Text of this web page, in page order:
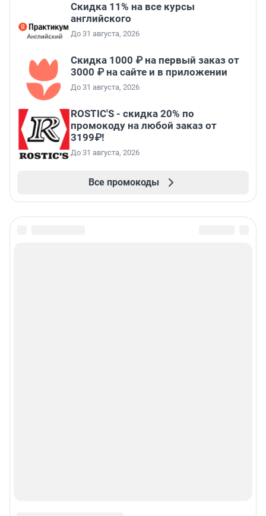
Скидка 11% на все курсы
английского
До 31 августа, 2026
Скидка 1000 ₽ на первый заказ от
3000 ₽ на сайте и в приложении
До 31 августа, 2026
ROSTIC'S - скидка 20% по
промокоду на любой заказ от
3199₽!
До 31 августа, 2026
Все промокоды